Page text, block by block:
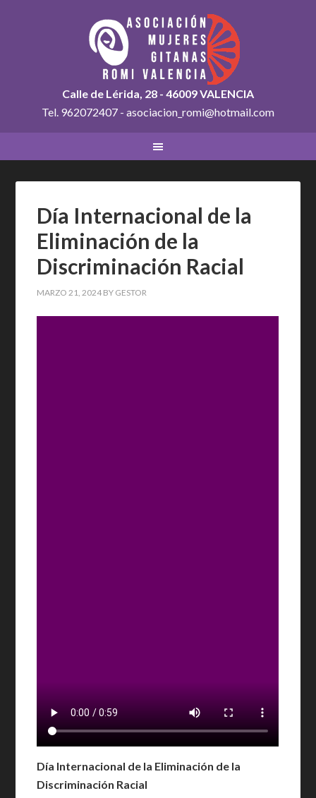
Calle de Lérida, 28 - 46009 VALENCIA
Tel. 962072407 - asociacion_romi@hotmail.com
Día Internacional de la
Eliminación de la
Discriminación Racial
MARZO 21, 2024 BY GESTOR
Día Internacional de la Eliminación de la
Discriminación Racial